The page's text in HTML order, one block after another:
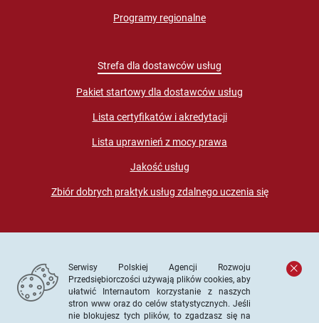
Programy regionalne
Strefa dla dostawców usług
Pakiet startowy dla dostawców usług
Lista certyfikatów i akredytacji
Lista uprawnień z mocy prawa
Jakość usług
Zbiór dobrych praktyk usług zdalnego uczenia się
© PARP. Wszelkie prawa zastrzeżone
Serwisy Polskiej Agencji Rozwoju
Przedsiębiorczości używają plików cookies, aby
ułatwić Internautom korzystanie z naszych
stron www oraz do celów statystycznych. Jeśli
nie blokujesz tych plików, to zgadzasz się na